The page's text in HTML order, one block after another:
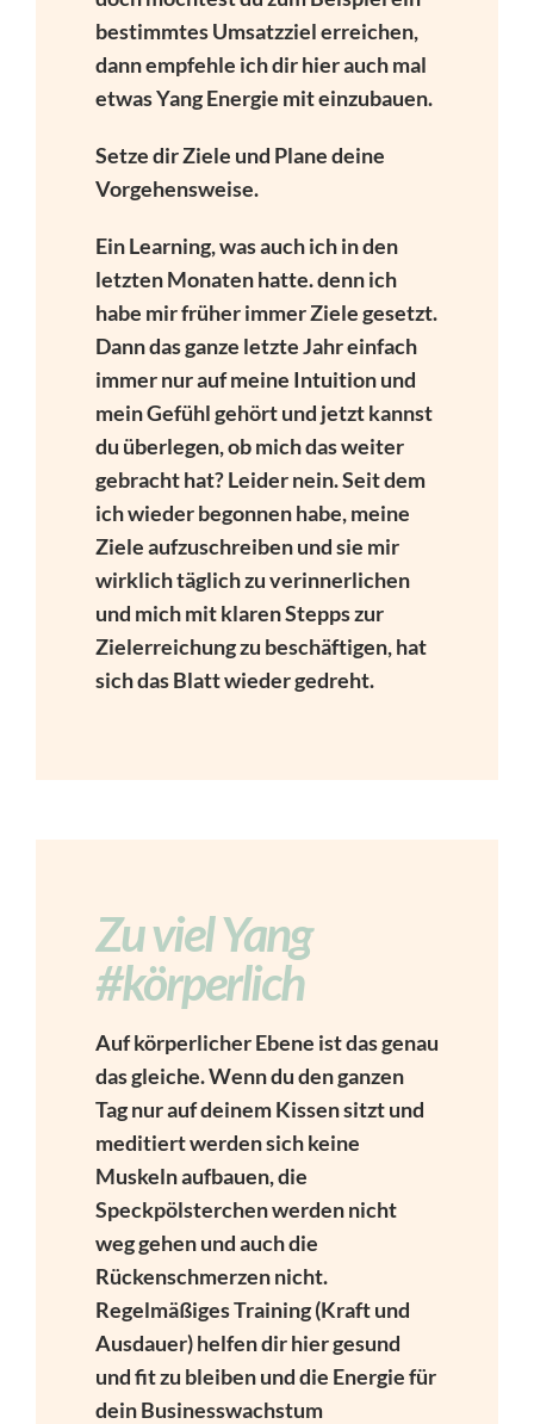
bestimmtes Umsatzziel erreichen,
dann empfehle ich dir hier auch mal
etwas Yang Energie mit einzubauen.
Setze dir Ziele und Plane deine
Vorgehensweise.
Ein Learning, was auch ich in den
letzten Monaten hatte. denn ich
habe mir früher immer Ziele gesetzt.
Dann das ganze letzte Jahr einfach
immer nur auf meine Intuition und
mein Gefühl gehört und jetzt kannst
du überlegen, ob mich das weiter
gebracht hat? Leider nein. Seit dem
ich wieder begonnen habe, meine
Ziele aufzuschreiben und sie mir
wirklich täglich zu verinnerlichen
und mich mit klaren Stepps zur
Zielerreichung zu beschäftigen, hat
sich das Blatt wieder gedreht.
Zu viel Yang
#körperlich
Auf körperlicher Ebene ist das genau
das gleiche. Wenn du den ganzen
Tag nur auf deinem Kissen sitzt und
meditiert werden sich keine
Muskeln aufbauen, die
Speckpölsterchen werden nicht
weg gehen und auch die
Rückenschmerzen nicht.
Regelmäßiges Training (Kraft und
Ausdauer) helfen dir hier gesund
und fit zu bleiben und die Energie für
dein Businesswachstum